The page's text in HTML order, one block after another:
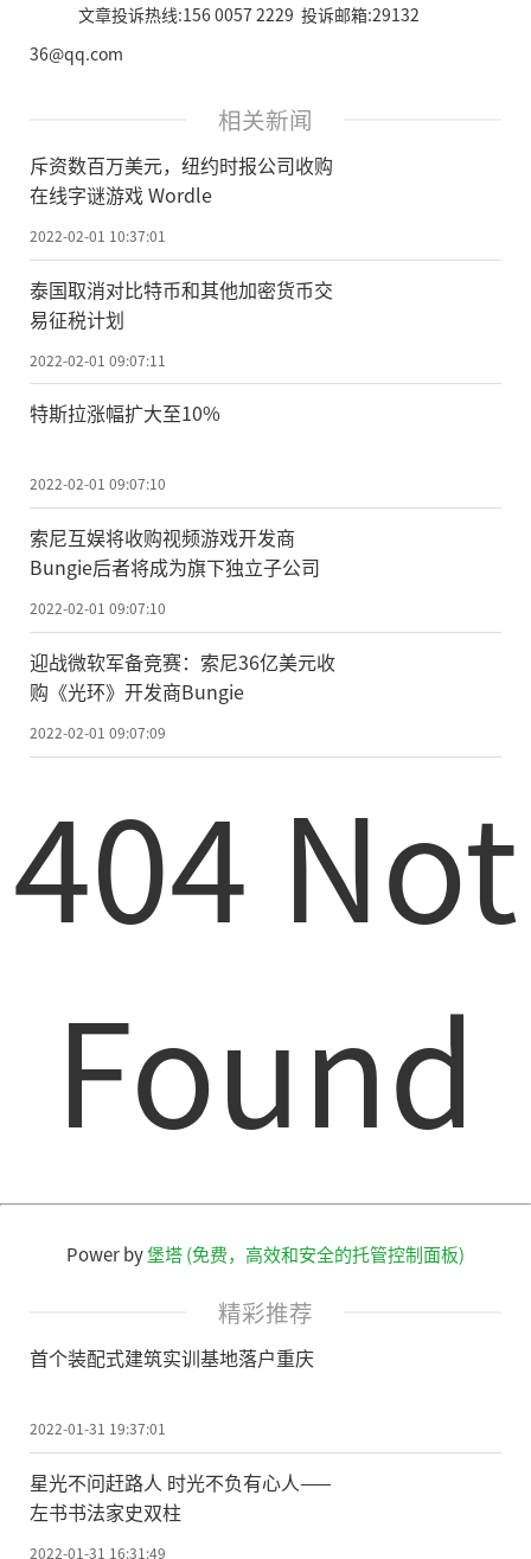
文章投诉热线:156 0057 2229 投诉邮箱:29132
36@qq.com
相关新闻
斥资数百万美元，纽约时报公司收购
在线字谜游戏 Wordle
2022-02-01 10:37:01
泰国取消对比特币和其他加密货币交
易征税计划
2022-02-01 09:07:11
特斯拉涨幅扩大至10%
2022-02-01 09:07:10
索尼互娱将收购视频游戏开发商
Bungie后者将成为旗下独立子公司
2022-02-01 09:07:10
迎战微软军备竞赛：索尼36亿美元收
购《光环》开发商Bungie
2022-02-01 09:07:09
404 Not
Found
Power by堡塔 (免费，高效和安全的托管控制面板)
精彩推荐
首个装配式建筑实训基地落户重庆
2022-01-31 19:37:01
星光不问赶路人 时光不负有心人——
左书书法家史双柱
2022-01-31 16:31:49